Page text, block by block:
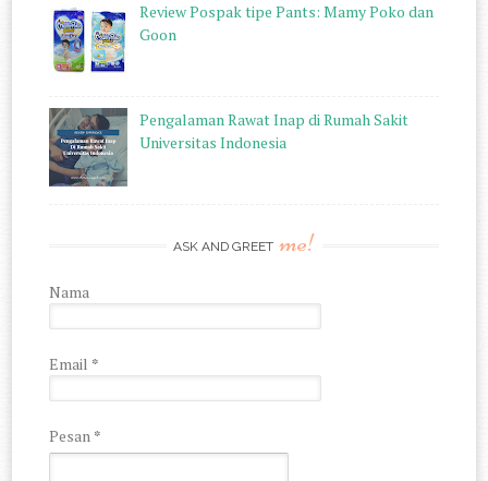
Review Pospak tipe Pants: Mamy Poko dan
Goon
Pengalaman Rawat Inap di Rumah Sakit
Universitas Indonesia
ASK AND GREET me!
Nama
Email *
Pesan *